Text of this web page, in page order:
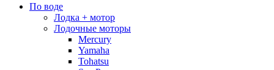
По воде
Лодка + мотор
Лодочные моторы
Mercury
Yamaha
Tohatsu